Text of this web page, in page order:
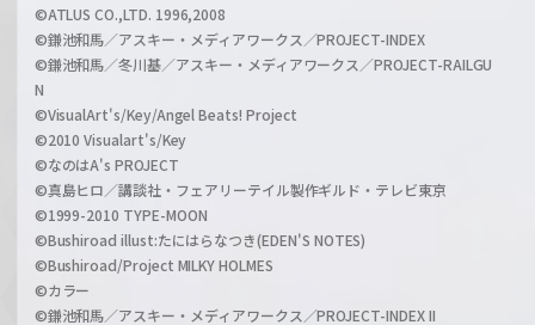
©ATLUS CO.,LTD. 1996,2008
©鎌池和馬／アスキー・メディアワークス／PROJECT-INDEX
©鎌池和馬／冬川基／アスキー・メディアワークス／PROJECT-RAILGU
N
©VisualArt's/Key/Angel Beats! Project
©2010 Visualart's/Key
©なのはA's PROJECT
©真島ヒロ／講談社・フェアリーテイル製作ギルド・テレビ東京
©1999-2010 TYPE-MOON
©Bushiroad illust:たにはらなつき(EDEN'S NOTES)
©Bushiroad/Project MILKY HOLMES
©カラー
©鎌池和馬／アスキー・メディアワークス／PROJECT-INDEX II